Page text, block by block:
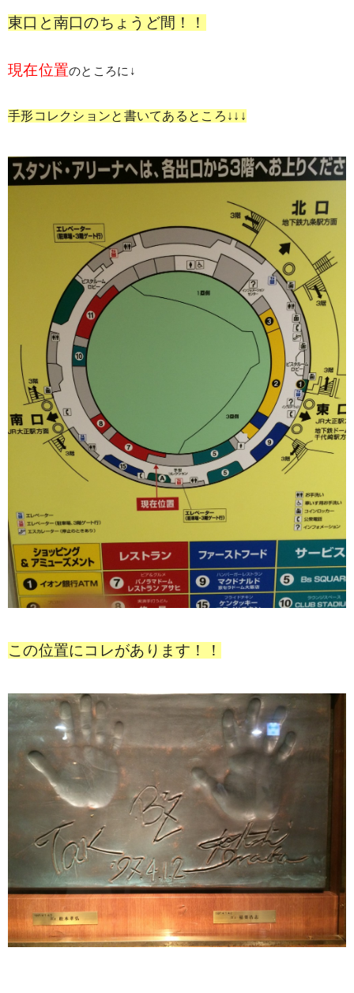
東口と南口のちょうど間！！
現在位置のところに↓
手形コレクションと書いてあるところ↓↓↓
この位置にコレがあります！！